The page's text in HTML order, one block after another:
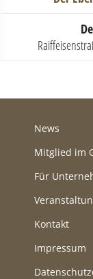
News
Mitglied im
Für
Kontakt
Impressum